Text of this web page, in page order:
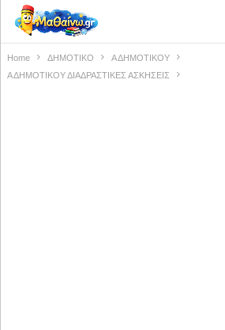
Home ΔΗΜΟΤΙΚΟ
Α ΔΗΜΟΤΙΚΟΥ
Α ΔΗΜΟΤΙΚΟΥ ΔΙΑΔΡΑΣΤΙΚΕΣ ΑΣΚΗΣΕΙΣ